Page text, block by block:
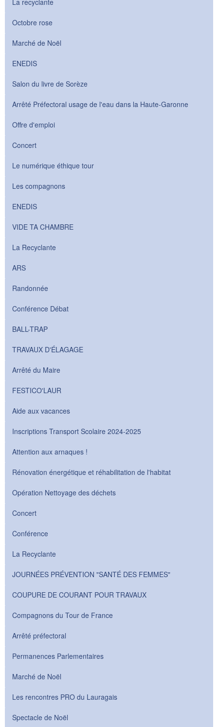
La recyclante
Octobre rose
Marché de Noël
ENEDIS
Salon du livre de Sorèze
Arrêté Préfectoral usage de l'eau dans la Haute-Garonne
Offre d'emploi
Concert
Le numérique éthique tour
Les compagnons
ENEDIS
VIDE TA CHAMBRE
La Recyclante
ARS
Randonnée
Conférence Débat
BALL-TRAP
TRAVAUX D'ÉLAGAGE
Arrêté du Maire
FESTICO'LAUR
Aide aux vacances
Inscriptions Transport Scolaire 2024-2025
Attention aux arnaques !
Rénovation énergétique et réhabilitation de l'habitat
Opération Nettoyage des déchets
Concert
Conférence
La Recyclante
JOURNÉES PRÉVENTION "SANTÉ DES FEMMES"
COUPURE DE COURANT POUR TRAVAUX
Compagnons du Tour de France
Arrêté préfectoral
Permanences Parlementaires
Marché de Noël
Les rencontres PRO du Lauragais
Spectacle de Noël